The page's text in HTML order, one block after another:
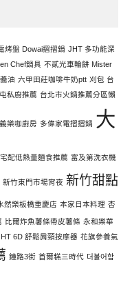
烤盤 Dowai摺摺鍋 JHT 多功能深
Chef鍋具 不貳光車輪餅 Mister
油 六甲田莊咖啡牛奶ptt 刈包 台
私廚推薦 台北市火鍋推薦分區懶
樂咖廚房 多偉家電摺摺鍋 大
宅配低熱量麵食推薦 富及第洗衣機
新竹東門市場宵夜 新竹甜點
然樂板橋重慶店 本家日本料理 杏
比爾炸魚薯條帶皮薯條 永和樂華
6D 舒鬆肩頸按摩器 花旗參養氣
鐘路3街 首爾糕三時代 더불어함